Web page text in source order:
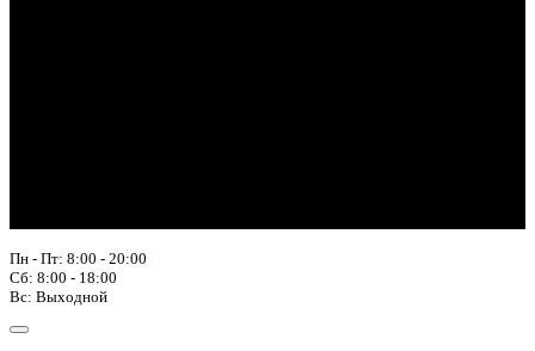
Пн - Пт: 8:00 - 20:00
Сб: 8:00 - 18:00
Вс: Выходной